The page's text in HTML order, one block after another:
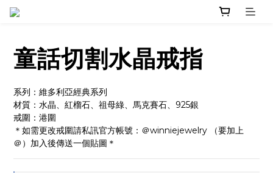
童話切割水晶戒指
系列：維多利亞經典系列
材質：水晶、紅榴石、祖母綠、馬克賽石、925銀
戒圍：港圍
＊如需更改戒圍請私訊官方帳號：＠winniejewelry （要加上
＠）加入後傳送一個貼圖＊